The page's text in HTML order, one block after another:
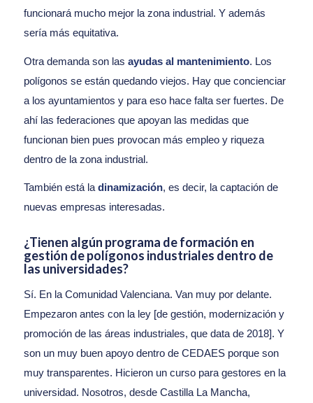
funcionará mucho mejor la zona industrial. Y además
sería más equitativa.
Otra demanda son las ayudas al mantenimiento. Los
polígonos se están quedando viejos. Hay que concienciar
a los ayuntamientos y para eso hace falta ser fuertes. De
ahí las federaciones que apoyan las medidas que
funcionan bien pues provocan más empleo y riqueza
dentro de la zona industrial.
También está ladinamización, es decir, la captación de
nuevas empresas interesadas.
¿Tienen algún programa de formación en
gestión de polígonos industriales dentro de
las universidades?
Sí. En la Comunidad Valenciana. Van muy por delante.
Empezaron antes con la ley [de gestión, modernización y
promoción de las áreas industriales, que data de 2018]. Y
son un muy buen apoyo dentro de CEDAES porque son
muy transparentes. Hicieron un curso para gestores en la
universidad. Nosotros, desde Castilla La Mancha,